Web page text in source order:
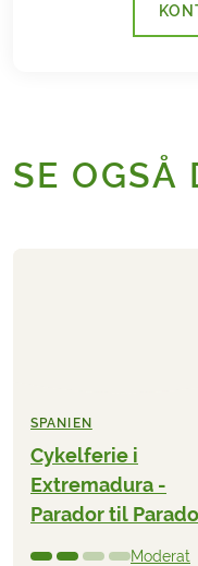
SE OGSÅ
SPANIEN
Cykelferie i
Extremadura -
Parador til
Moderat